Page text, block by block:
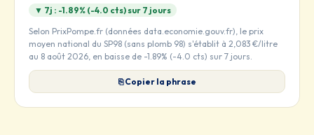
▼ 7j : -1.89% (-4.0 cts) sur 7 jours
Selon PrixPompe.fr (données data.economie.gouv.fr), le prix
moyen national du SP98 (sans plomb 98) s'établit à 2,083 €/litre
au 8 août 2026, en baisse de -1.89% (-4.0 cts) sur 7 jours.
⎘ Copier la phrase